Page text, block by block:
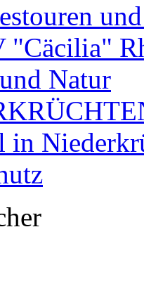
"Cäcilia"
Natur
in